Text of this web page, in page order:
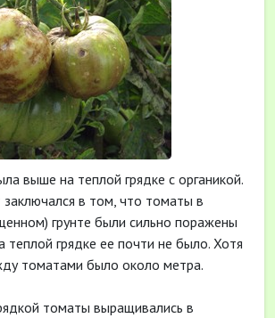
выше на теплой грядке с органикой.
в том, что томаты в
грунте были сильно поражены
грядке ее почти не было. Хотя
томатами было около метра.
томаты выращивались в